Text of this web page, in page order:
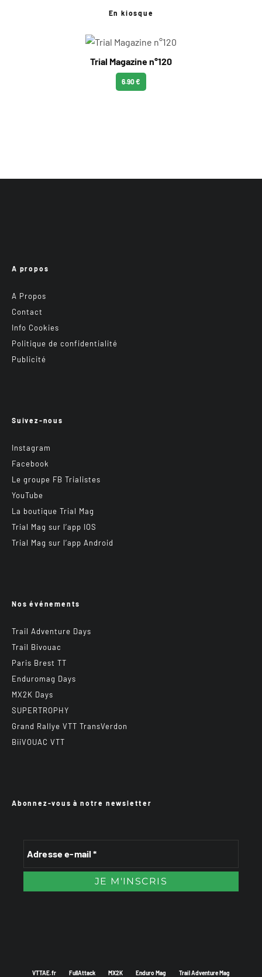
En kiosque
Trial Magazine n°120
6.90 €
A propos
A Propos
Contact
Info Cookies
Politique de confidentialité
Publicité
Suivez-nous
Instagram
Facebook
Le groupe FB Trialistes
YouTube
La boutique Trial Mag
Trial Mag sur l’app IOS
Trial Mag sur l’app Android
Nos événements
Trail Adventure Days
Trail Bivouac
Paris Brest TT
Enduromag Days
MX2K Days
SUPERTROPHY
Grand Rallye VTT TransVerdon
BiiVOUAC VTT
Abonnez-vous à notre newsletter
VTTAE.fr FullAttack MX2K Enduro Mag Trail Adventure Mag